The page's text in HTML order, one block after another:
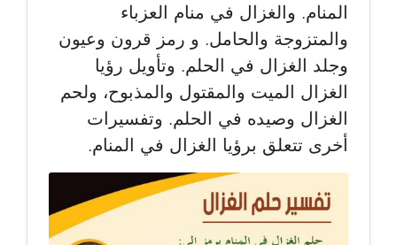
المنام. والغزال في منام العزباء
والمتزوجة والحامل. و رمز قرون وعيون
وجلد الغزال في الحلم. وتأويل رؤيا
الغزال الميت والمقتول والمذبوح، ولحم
الغزال وصيده في الحلم. وتفسيرات
أخرى تتعلق برؤيا الغزال في المنام.